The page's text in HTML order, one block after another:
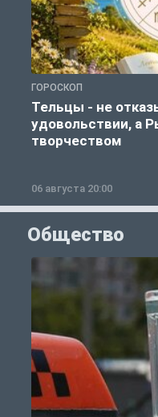
ГОРОСКОП
Тельцы - не
удовольствии, а
творчеством
06 августа 20:00
Общество